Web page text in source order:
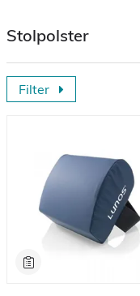
Stolpolster
Filter